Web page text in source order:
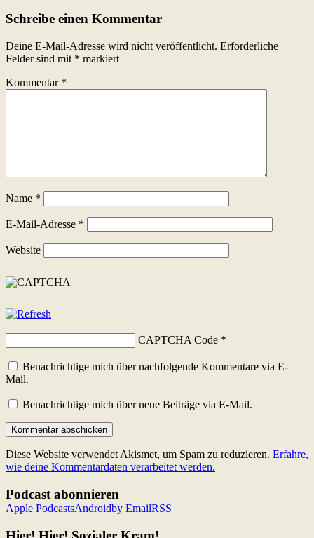
Schreibe einen Kommentar
Deine E-Mail-Adresse wird nicht veröffentlicht. Erforderliche
Felder sind mit * markiert
Kommentar *
Name *
E-Mail-Adresse *
Website
CAPTCHA Code *
Benachrichtige mich über nachfolgende Kommentare via E-
Mail.
Benachrichtige mich über neue Beiträge via E-Mail.
Diese Website verwendet Akismet, um Spam zu reduzieren. Erfahre,
wie deine Kommentardaten verarbeitet werden.
Podcast abonnieren
Apple PodcastsAndroidby EmailRSS